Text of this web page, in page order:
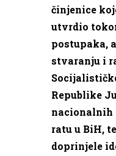
činjenice
utvrdio
postupaka,
stvaranju i
Republike
nacionalnih
ratu u BiH,
doprinjele